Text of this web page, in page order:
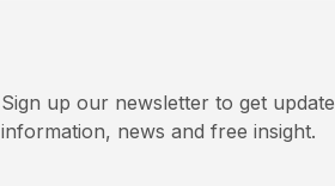
Sign up our newsletter to get update
information, news and free insight.